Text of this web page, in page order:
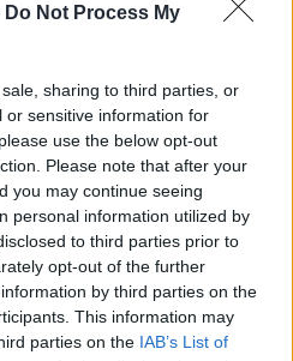
Do Not Process My
sharing to third parties, or
or sensitive information for
use the below opt-out
Please note that after your
you may continue seeing
personal information utilized by
to third parties prior to
opt-out of the further
by third parties on the
This information may
parties on the IAB’s List of